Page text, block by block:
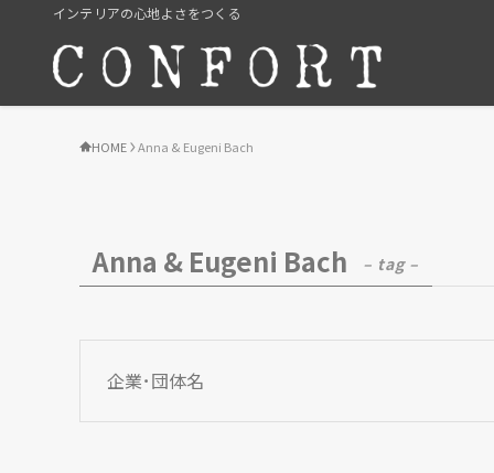
インテリアの心地よさをつくる
HOME Anna & Eugeni Bach
Anna & Eugeni Bach – tag –
企業･団体名